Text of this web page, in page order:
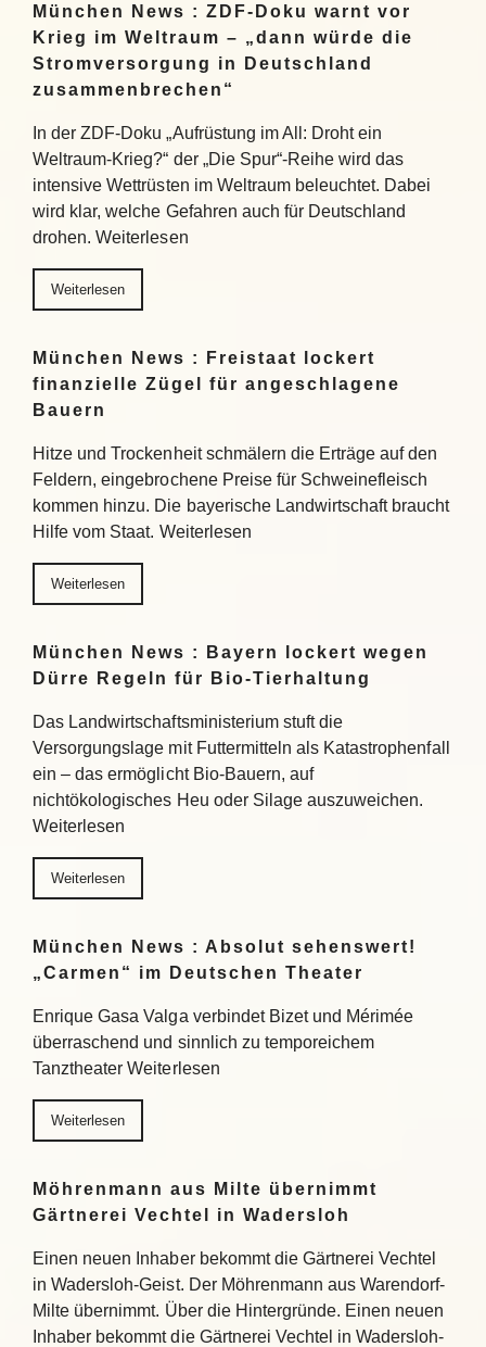
München News : ZDF-Doku warnt vor
Krieg im Weltraum – „dann würde die
Stromversorgung in Deutschland
zusammenbrechen“
In der ZDF-Doku „Aufrüstung im All: Droht ein
Weltraum-Krieg?“ der „Die Spur“-Reihe wird das
intensive Wettrüsten im Weltraum beleuchtet. Dabei
wird klar, welche Gefahren auch für Deutschland
drohen. Weiterlesen
Weiterlesen
München News : Freistaat lockert
finanzielle Zügel für angeschlagene
Bauern
Hitze und Trockenheit schmälern die Erträge auf den
Feldern, eingebrochene Preise für Schweinefleisch
kommen hinzu. Die bayerische Landwirtschaft braucht
Hilfe vom Staat. Weiterlesen
Weiterlesen
München News : Bayern lockert wegen
Dürre Regeln für Bio-Tierhaltung
Das Landwirtschaftsministerium stuft die
Versorgungslage mit Futtermitteln als Katastrophenfall
ein – das ermöglicht Bio-Bauern, auf
nichtökologisches Heu oder Silage auszuweichen.
Weiterlesen
Weiterlesen
München News : Absolut sehenswert!
„Carmen“ im Deutschen Theater
Enrique Gasa Valga verbindet Bizet und Mérimée
überraschend und sinnlich zu temporeichem
Tanztheater Weiterlesen
Weiterlesen
Möhrenmann aus Milte übernimmt
Gärtnerei Vechtel in Wadersloh
Einen neuen Inhaber bekommt die Gärtnerei Vechtel
in Wadersloh-Geist. Der Möhrenmann aus Warendorf-
Milte übernimmt. Über die Hintergründe. Einen neuen
Inhaber bekommt die Gärtnerei Vechtel in Wadersloh-